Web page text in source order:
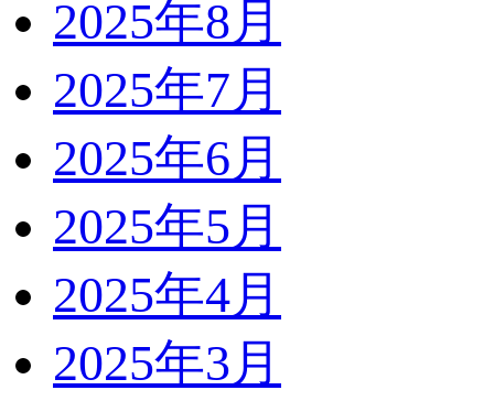
2025年8月
2025年7月
2025年6月
2025年5月
2025年4月
2025年3月